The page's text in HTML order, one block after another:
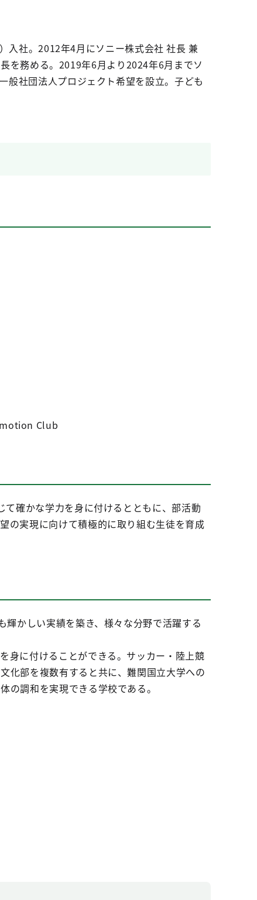
入社。2012年4月にソニー株式会社 社長 兼
を務める。2019年6月より2024年6月までソ
般社団法人プロジェクト希望を設立。子ども
Club
て確かな学力を身に付けるとともに、部活動
の実現に向けて積極的に取り組む生徒を育成
かしい実績を築き、様々な分野で活躍する
身に付けることができる。サッカー・陸上競
化部を複数有すると共に、難関国立大学への
の調和を実現できる学校である。